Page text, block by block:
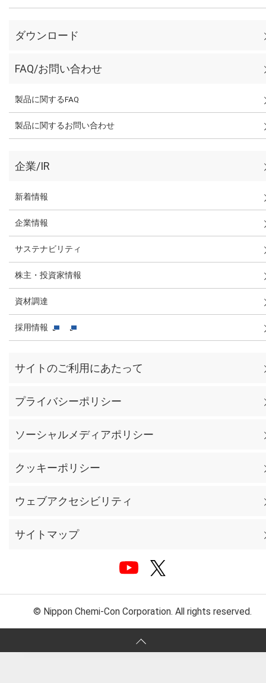
ダウンロード
FAQ/お問い合わせ
製品に関するFAQ
製品に関するお問い合わせ
企業/IR
新着情報
企業情報
サステナビリティ
株主・投資家情報
資材調達
採用情報
サイトのご利用にあたって
プライバシーポリシー
ソーシャルメディアポリシー
クッキーポリシー
ウェブアクセシビリティ
サイトマップ
© Nippon Chemi-Con Corporation. All rights reserved.